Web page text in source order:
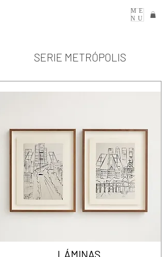
ME
NU
SERIE METRÓPOLIS
LÁMINAS